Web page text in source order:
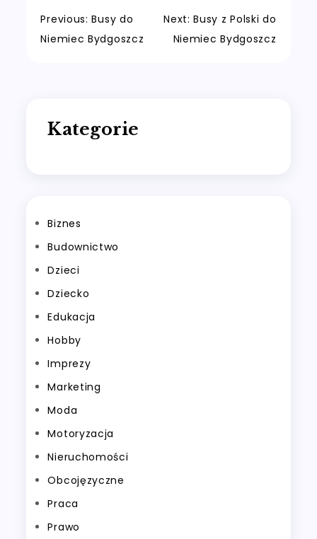
Nawigacja
Previous: Busy do
Niemiec Bydgoszcz
Next: Busy z Polski do
Niemiec Bydgoszcz
Kategorie
Biznes
Budownictwo
Dzieci
Dziecko
Edukacja
Hobby
Imprezy
Marketing
Moda
Motoryzacja
Nieruchomości
Obcojęzyczne
Praca
Prawo